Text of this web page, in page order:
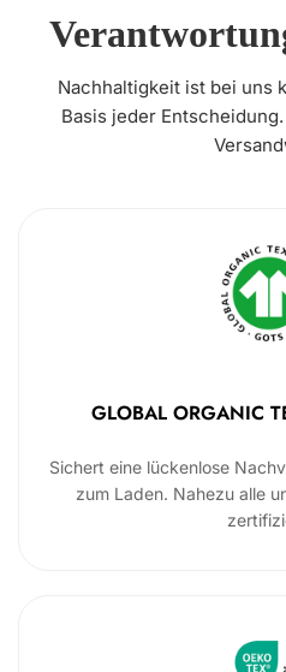
Nachhaltigkeit ist bei uns
Basis jeder
GLOBAL ORGANIC
Sichert eine lückenlose
zum Laden. Nahezu alle